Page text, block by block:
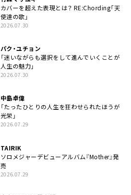
カバーを超えた表現とは？ RE:Chording「天
使達の歌」
2026.07.30
パク・ユチョン
「迷いながらも選択をして進んでいくことが
人生の魅力」
2026.07.30
中島卓偉
「たったひとりの人生を狂わせられたほうが
光栄」
2026.07.29
TAIRIK
ソロメジャーデビューアルバム『Mother』発
売
2026.07.29